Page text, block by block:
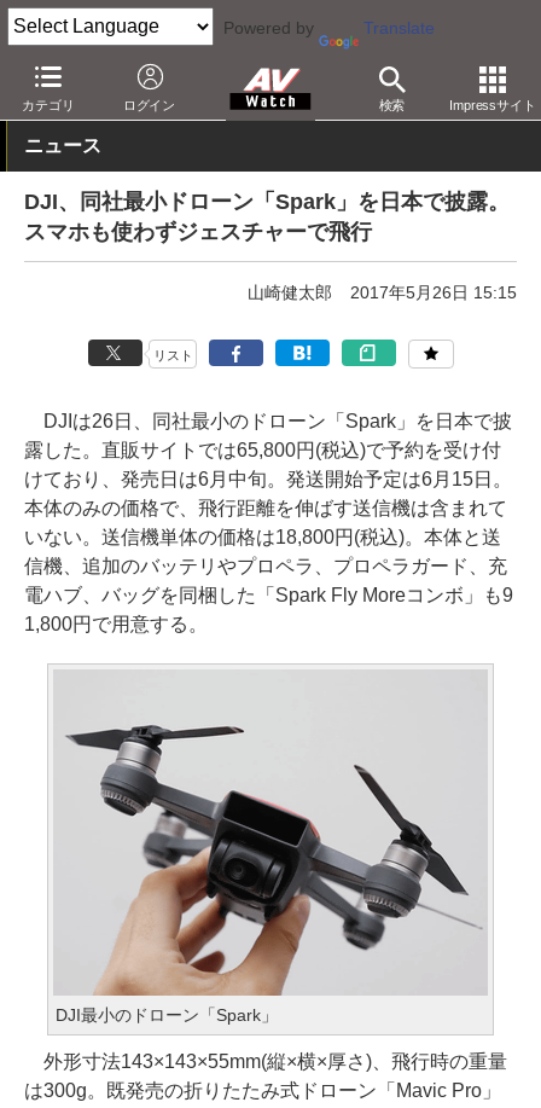
Powered by Translate
カテゴリ ログイン 検索 Impressサイト
AV Watch 製品 ドローン/UAV
ニュース
DJI、同社最小ドローン「Spark」を日本で披露。
スマホも使わずジェスチャーで飛行
山崎健太郎 2017年5月26日 15:15
リスト
DJIは26日、同社最小のドローン「Spark」を日本で披
露した。直販サイトでは65,800円(税込)で予約を受け付
けており、発売日は6月中旬。発送開始予定は6月15日。
本体のみの価格で、飛行距離を伸ばす送信機は含まれて
いない。送信機単体の価格は18,800円(税込)。本体と送
信機、追加のバッテリやプロペラ、プロペラガード、充
電ハブ、バッグを同梱した「Spark Fly Moreコンボ」も9
1,800円で用意する。
DJI最小のドローン「Spark」
外形寸法143×143×55mm(縦×横×厚さ)、飛行時の重量
は300g。既発売の折りたたみ式ドローン「Mavic Pro」